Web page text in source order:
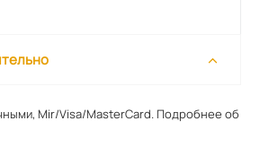
Mir/Visa/MasterCard. Подробнее об